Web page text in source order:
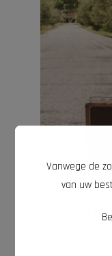
Vest |
Vanwege de
van uw